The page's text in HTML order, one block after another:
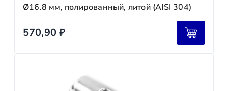
Ø16.8 мм, полированный, литой (AISI 304)
570,90₽